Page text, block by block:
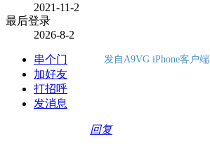
2021-11-2
最后登录
2026-8-2
串个门
加好友
打招呼
发消息
发自A9VG iPhone客户端
回复